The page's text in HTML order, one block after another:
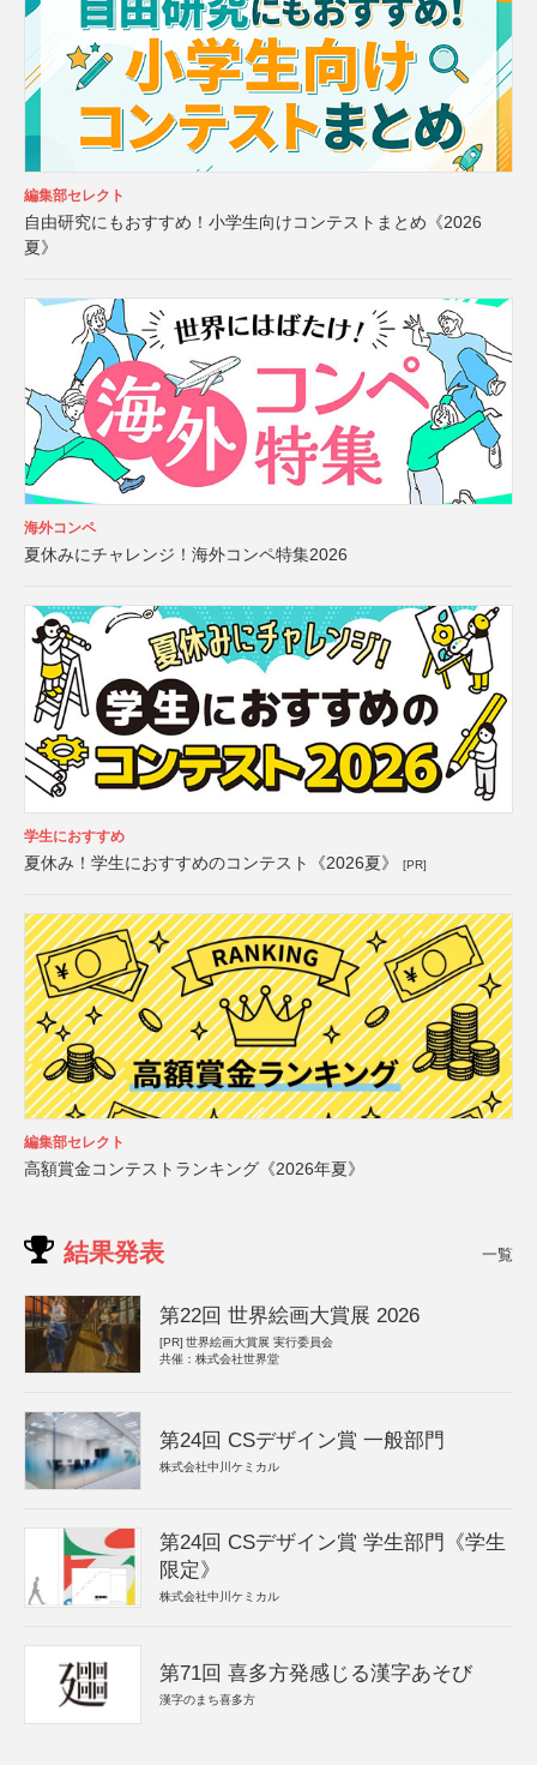
編集部セレクト
自由研究にもおすすめ！小学生向けコンテストまとめ《2026
夏》
海外コンペ
夏休みにチャレンジ！海外コンペ特集2026
学生におすすめ
夏休み！学生におすすめのコンテスト《2026夏》 [PR]
編集部セレクト
高額賞金コンテストランキング《2026年夏》
結果発表 一覧
第22回 世界絵画大賞展 2026
[PR] 世界絵画大賞展 実行委員会
共催：株式会社世界堂
第24回 CSデザイン賞 一般部門
株式会社中川ケミカル
第24回 CSデザイン賞 学生部門《学生
限定》
株式会社中川ケミカル
第71回 喜多方発感じる漢字あそび
漢字のまち喜多方